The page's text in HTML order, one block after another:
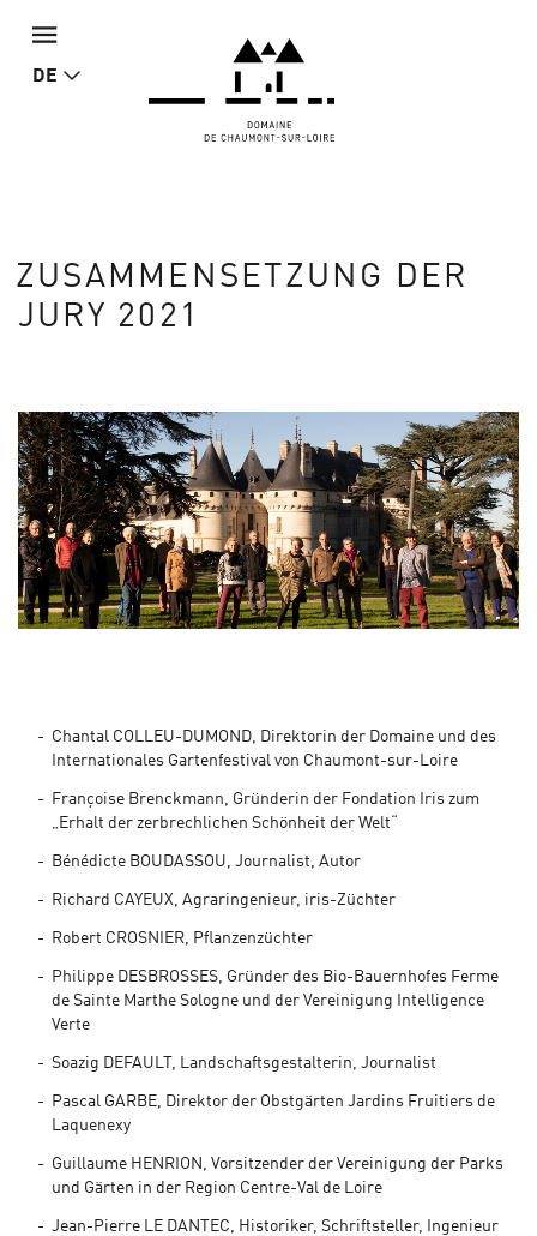
DE
ZUSAMMENSETZUNG DER
JURY 2021
Chantal COLLEU-DUMOND, Direktorin der Domaine und des
Internationales Gartenfestival von Chaumont-sur-Loire
Françoise Brenckmann, Gründerin der Fondation Iris zum
„Erhalt der zerbrechlichen Schönheit der Welt“
Bénédicte BOUDASSOU, Journalist, Autor
Richard CAYEUX, Agraringenieur, iris-Züchter
Robert CROSNIER, Pflanzenzüchter
Philippe DESBROSSES, Gründer des Bio-Bauernhofes Ferme
de Sainte Marthe Sologne und der Vereinigung Intelligence
Verte
Soazig DEFAULT, Landschaftsgestalterin, Journalist
Pascal GARBE, Direktor der Obstgärten Jardins Fruitiers de
Laquenexy
Guillaume HENRION, Vorsitzender der Vereinigung der Parks
und Gärten in der Region Centre-Val de Loire
Jean-Pierre LE DANTEC, Historiker, Schriftsteller, Ingenieur